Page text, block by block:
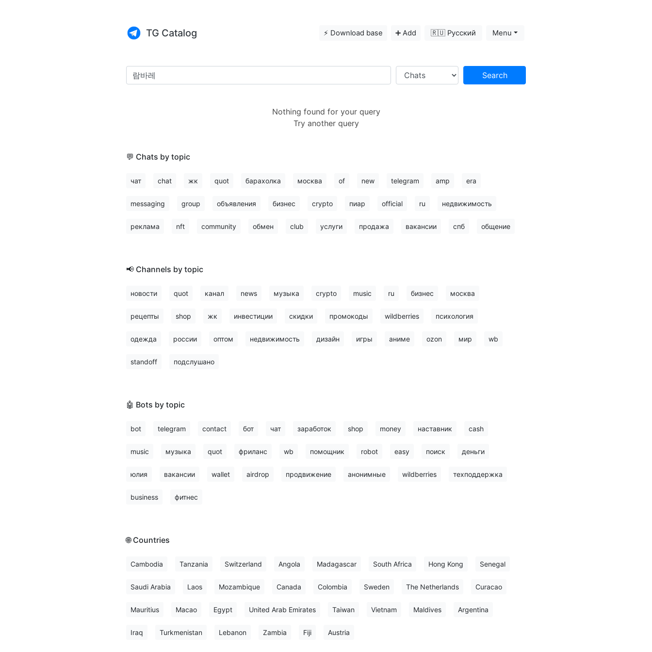
TG Catalog ⚡️ Download base ➕ Add 🇷🇺 Русский Menu
Search
Nothing found for your query
Try another query
💬 Chats by topic
чат chat жк quot барахолка москва of new telegram amp era
messaging group объявления бизнес crypto пиар official ru недвижимость
реклама nft community обмен club услуги продажа вакансии спб общение
📢 Channels by topic
новости quot канал news музыка crypto music ru бизнес москва
рецепты shop жк инвестиции скидки промокоды wildberries психология
одежда россии оптом недвижимость дизайн игры аниме ozon мир wb
standoff подслушано
🤖 Bots by topic
bot telegram contact бот чат заработок shop money наставник cash
music музыка quot фриланс wb помощник robot easy поиск деньги
юлия вакансии wallet airdrop продвижение анонимные wildberries техподдержка
business фитнес
🌐 Countries
Cambodia Tanzania Switzerland Angola Madagascar South Africa Hong Kong Senegal
Saudi Arabia Laos Mozambique Canada Colombia Sweden The Netherlands Curacao
Mauritius Macao Egypt United Arab Emirates Taiwan Vietnam Maldives Argentina
Iraq Turkmenistan Lebanon Zambia Fiji Austria